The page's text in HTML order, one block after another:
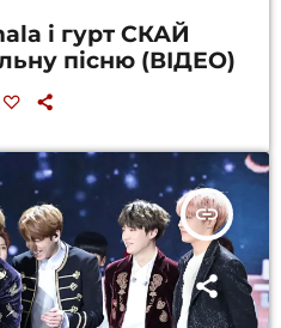
і гурт СКАЙ
пісню (ВІДЕО)
insert_link